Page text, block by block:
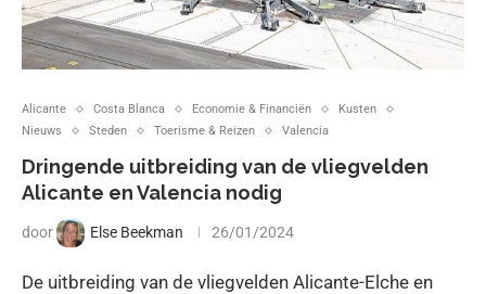
Alicante Costa Blanca Economie & Financiën
Kusten
Nieuws
Steden Toerisme & Reizen Valencia
Dringende uitbreiding van de vliegvelden
Alicante en Valencia nodig
door Else Beekman 26/01/2024
De uitbreiding van de vliegvelden Alicante-Elche en